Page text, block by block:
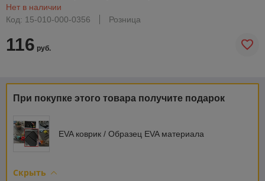
Нет в наличии
Код: 15-010-000-0356
Розница
116 руб.
При покупке этого товара получите подарок
EVA коврик / Образец EVA материала
Скрыть